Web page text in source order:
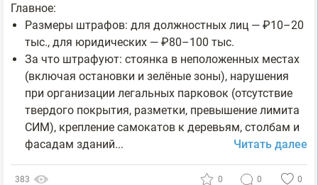
Главное:
Размеры штрафов: для должностных лиц — ₽10–20
тыс., для юридических — ₽80–100 тыс.
За что штрафуют: стоянка в неположенных местах
(включая остановки и зелёные зоны), нарушения
при организации легальных парковок (отсутствие
твердого покрытия, разметки, превышение лимита
СИМ), крепление самокатов к деревьям, столбам и
фасадам зданий...
Читать далее
383 0 0 0